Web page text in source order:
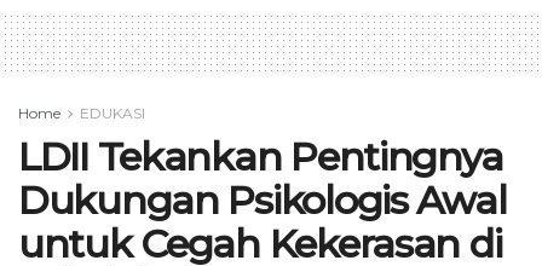
Home EDUKASI
LDII Tekankan Pentingnya
Dukungan Psikologis Awal
untuk Cegah Kekerasan di